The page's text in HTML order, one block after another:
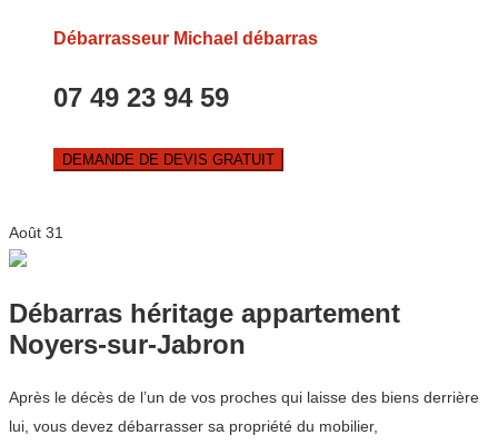
Débarrasseur Michael débarras
07 49 23 94 59
DEMANDE DE DEVIS GRATUIT
Août 31
Débarras héritage appartement
Noyers-sur-Jabron
Après le décès de l’un de vos proches qui laisse des biens derrière
lui, vous devez débarrasser sa propriété du mobilier,